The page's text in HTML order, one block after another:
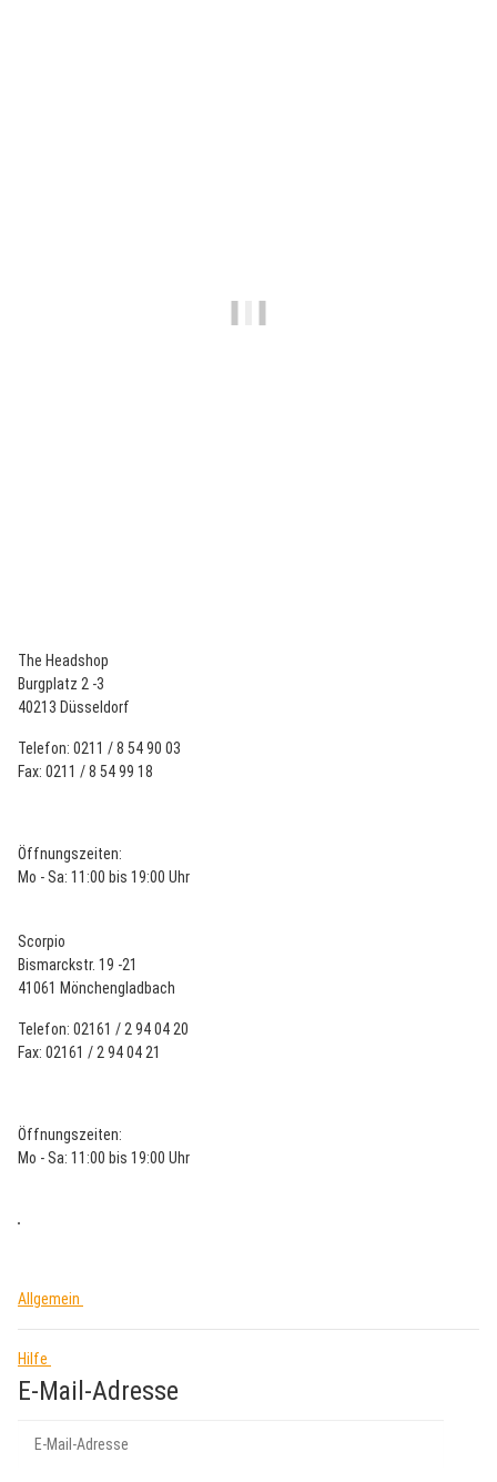
The Headshop
Burgplatz 2 -3
40213 Düsseldorf
Telefon: 0211 / 8 54 90 03
Fax: 0211 / 8 54 99 18
Öffnungszeiten:
Mo - Sa: 11:00 bis 19:00 Uhr
Scorpio
Bismarckstr. 19 -21
41061 Mönchengladbach
Telefon: 02161 / 2 94 04 20
Fax: 02161 / 2 94 04 21
Öffnungszeiten:
Mo - Sa: 11:00 bis 19:00 Uhr
Allgemein
Hilfe
E-Mail-Adresse